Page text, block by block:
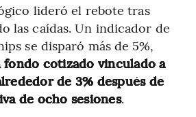
lideró el rebote tras
las caídas. Un indicador de
se disparó más de 5%,
cotizado vinculado a
de 3% después de
de ocho sesiones.